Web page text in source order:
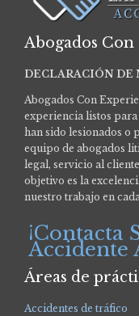
Abogados
DECLARACIÓN DE
Abogados Con
experiencia listos
han sido lesionados o
equipo de abogados
legal, servicio al
objetivo es la
nuestro trabajo en
¡Contacta
Accidente
Áreas de
Accidentes de tráfico